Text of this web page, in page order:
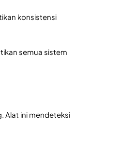
konsistensi
semua sistem
Alat ini mendeteksi